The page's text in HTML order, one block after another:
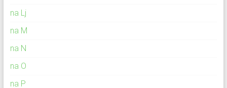
na Lj
na M
na N
na O
na P